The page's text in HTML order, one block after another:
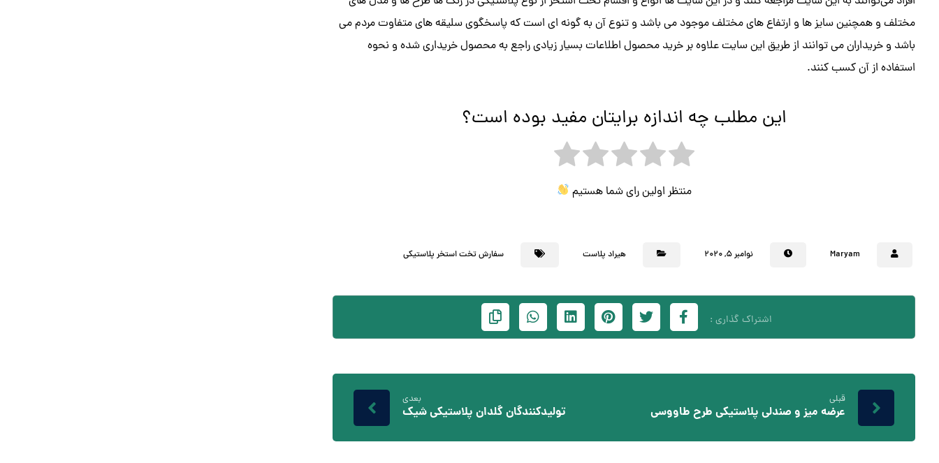
مختلف و همچنین سایز ها و ارتفاع های مختلف موجود می باشد و تنوع آن به گونه ای است که پاسخگوی سلیقه های متفاوت مردم می
باشد و خریداران می توانند از طریق این سایت علاوه بر خرید محصول اطلاعات بسیار زیادی راجع به محصول خریداری شده و نحوه
استفاده از آن کسب کنند.
این مطلب چه اندازه برایتان مفید بوده است؟
منتظر اولین رای شما هستیم
Maryam نوامبر ۵, ۲۰۲۰ هیراد پلاست سفارش تخت استخر پلاستیکی
قبلی
عرضه میز و صندلی پلاستیکی طرح طاووسی
بعدی
تولیدکنندگان گلدان پلاستیکی شیک